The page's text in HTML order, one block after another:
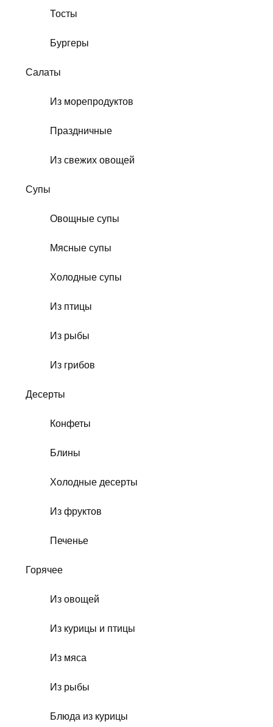
Тосты
Бургеры
Салаты
Из морепродуктов
Праздничные
Из свежих овощей
Супы
Овощные супы
Мясные супы
Холодные супы
Из птицы
Из рыбы
Из грибов
Десерты
Конфеты
Блины
Холодные десерты
Из фруктов
Печенье
Горячее
Из овощей
Из курицы и птицы
Из мяса
Из рыбы
Блюда из курицы